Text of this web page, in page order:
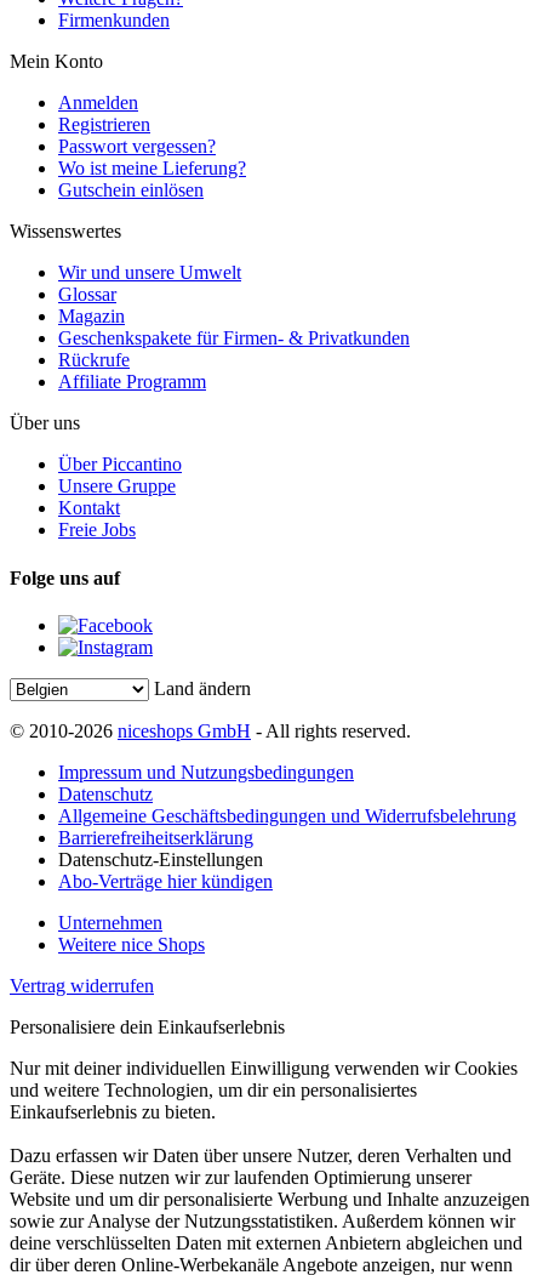
Firmenkunden
Mein Konto
Anmelden
Registrieren
Passwort vergessen?
Wo ist meine Lieferung?
Gutschein einlösen
Wissenswertes
Wir und unsere Umwelt
Glossar
Magazin
Geschenkspakete für Firmen- & Privatkunden
Rückrufe
Affiliate Programm
Über uns
Über Piccantino
Unsere Gruppe
Kontakt
Freie Jobs
Folge uns auf
Land ändern
© 2010-2026 niceshops GmbH - All rights reserved.
Impressum und Nutzungsbedingungen
Datenschutz
Allgemeine Geschäftsbedingungen und Widerrufsbelehrung
Barrierefreiheitserklärung
Datenschutz-Einstellungen
Abo-Verträge hier kündigen
Unternehmen
Weitere nice Shops
Vertrag widerrufen
Personalisiere dein Einkaufserlebnis
Nur mit deiner individuellen Einwilligung verwenden wir Cookies
und weitere Technologien, um dir ein personalisiertes
Einkaufserlebnis zu bieten.
Dazu erfassen wir Daten über unsere Nutzer, deren Verhalten und
Geräte. Diese nutzen wir zur laufenden Optimierung unserer
Website und um dir personalisierte Werbung und Inhalte anzuzeigen
sowie zur Analyse der Nutzungsstatistiken. Außerdem können wir
deine verschlüsselten Daten mit externen Anbietern abgleichen und
dir über deren Online-Werbekanäle Angebote anzeigen, nur wenn